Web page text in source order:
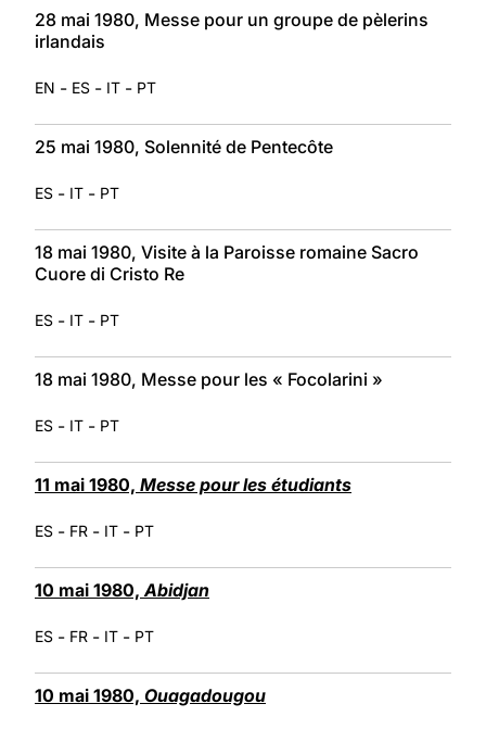
28 mai 1980, Messe pour un groupe de pèlerins
irlandais
EN - ES - IT - PT
25 mai 1980, Solennité de Pentecôte
ES - IT - PT
18 mai 1980, Visite à la Paroisse romaine Sacro
Cuore di Cristo Re
ES - IT - PT
18 mai 1980, Messe pour les « Focolarini »
ES - IT - PT
11 mai 1980, Messe pour les étudiants
ES - FR - IT - PT
10 mai 1980, Abidjan
ES - FR - IT - PT
10 mai 1980, Ouagadougou